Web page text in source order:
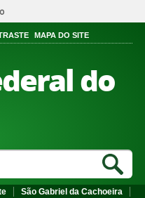
MAPA DO SITE
do
São Gabriel da Cachoeira